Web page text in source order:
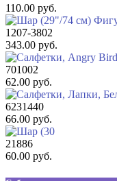
110.00 руб.
1207-3802
343.00 руб.
701002
62.00 руб.
6231440
66.00 руб.
21886
60.00 руб.